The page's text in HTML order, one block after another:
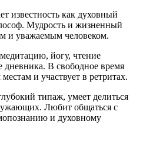
известность как духовный
Мудрость и жизненный
и уважаемым человеком.
йогу, чтение
В свободное время
и участвует в ретритах.
типаж, умеет делиться
Любит общаться с
и духовному